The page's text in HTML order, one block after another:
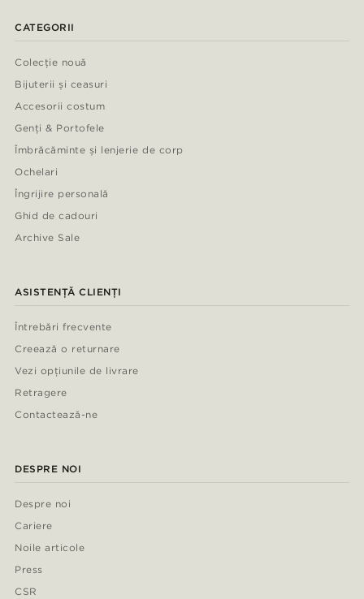
CATEGORII
Colecție nouă
Bijuterii și ceasuri
Accesorii costum
Genți & Portofele
Îmbrăcăminte și lenjerie de corp
Ochelari
Îngrijire personală
Ghid de cadouri
Archive Sale
ASISTENȚĂ CLIENȚI
Întrebări frecvente
Creează o returnare
Vezi opțiunile de livrare
Retragere
Contactează-ne
DESPRE NOI
Despre noi
Cariere
Noile articole
Press
CSR